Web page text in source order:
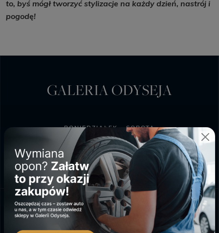
to, byś mógł tworzyć stylizacje na każdy dzień, nastrój i
pogodę!
GALERIA ODYSEJA
PONIEDZIAŁEK - SOBOTA
9:00 - 20:00
NIEDZIELA HANDLOWA
10:00 - 18:00
SKLEP BIEDRONKA